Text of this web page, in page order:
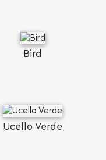
Bird
Ucello Verde